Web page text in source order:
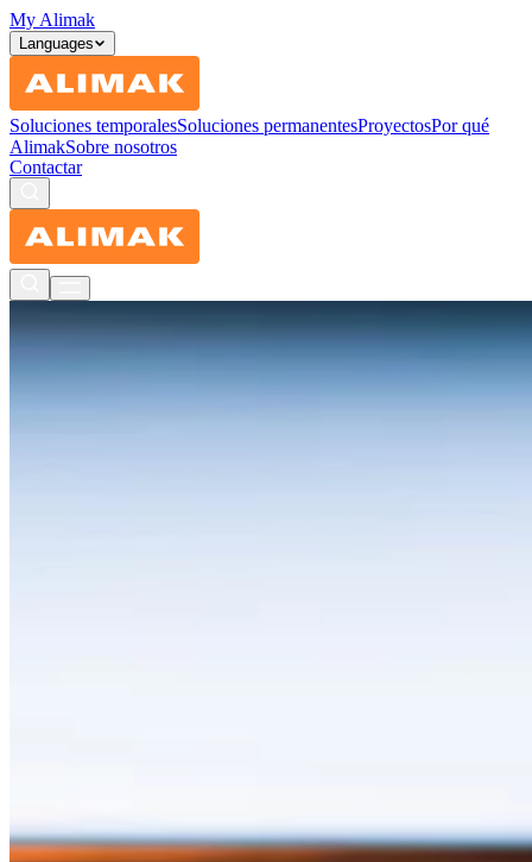
My Alimak
Languages
Soluciones temporalesSoluciones permanentesProyectosPor qué
AlimakSobre nosotros
Contactar